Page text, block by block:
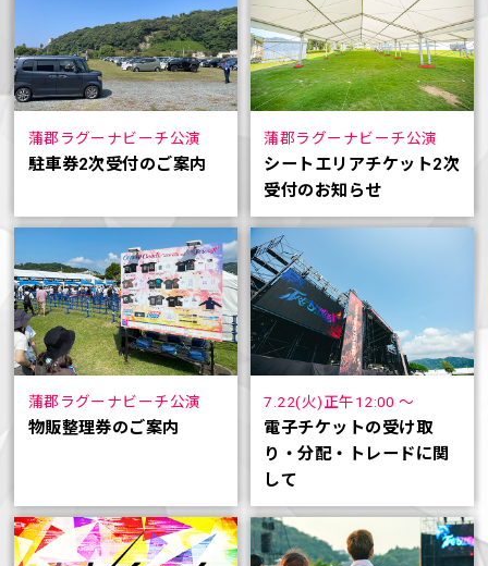
蒲郡ラグーナビーチ公演
駐車券2次受付のご案内
蒲郡ラグーナビーチ公演
シートエリアチケット2次
受付のお知らせ
蒲郡ラグーナビーチ公演
物販整理券のご案内
7.22(火)正午12:00 ～
電子チケットの受け取
り・分配・トレードに関
して